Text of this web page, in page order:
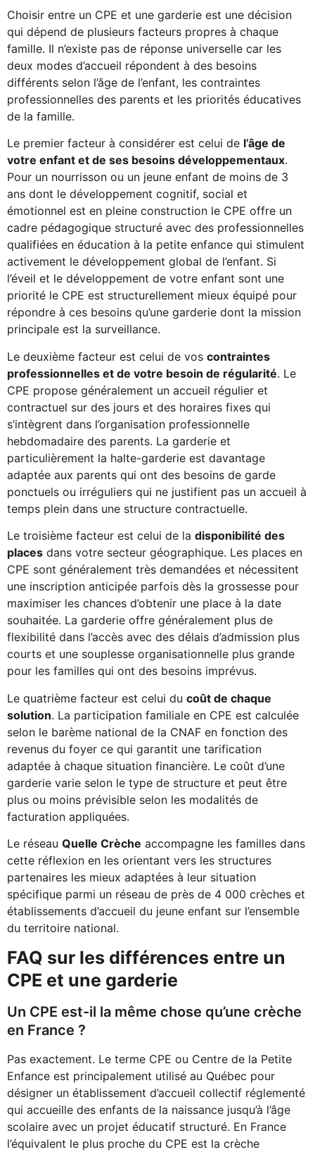
Choisir entre un CPE et une garderie est une décision
qui dépend de plusieurs facteurs propres à chaque
famille. Il n’existe pas de réponse universelle car les
deux modes d’accueil répondent à des besoins
différents selon l’âge de l’enfant, les contraintes
professionnelles des parents et les priorités éducatives
de la famille.
Le premier facteur à considérer est celui de l’âge de
votre enfant et de ses besoins développementaux.
Pour un nourrisson ou un jeune enfant de moins de 3
ans dont le développement cognitif, social et
émotionnel est en pleine construction le CPE offre un
cadre pédagogique structuré avec des professionnelles
qualifiées en éducation à la petite enfance qui stimulent
activement le développement global de l’enfant. Si
l’éveil et le développement de votre enfant sont une
priorité le CPE est structurellement mieux équipé pour
répondre à ces besoins qu’une garderie dont la mission
principale est la surveillance.
Le deuxième facteur est celui de vos contraintes
professionnelles et de votre besoin de régularité. Le
CPE propose généralement un accueil régulier et
contractuel sur des jours et des horaires fixes qui
s’intègrent dans l’organisation professionnelle
hebdomadaire des parents. La garderie et
particulièrement la halte-garderie est davantage
adaptée aux parents qui ont des besoins de garde
ponctuels ou irréguliers qui ne justifient pas un accueil à
temps plein dans une structure contractuelle.
Le troisième facteur est celui de la disponibilité des
places dans votre secteur géographique. Les places en
CPE sont généralement très demandées et nécessitent
une inscription anticipée parfois dès la grossesse pour
maximiser les chances d’obtenir une place à la date
souhaitée. La garderie offre généralement plus de
flexibilité dans l’accès avec des délais d’admission plus
courts et une souplesse organisationnelle plus grande
pour les familles qui ont des besoins imprévus.
Le quatrième facteur est celui du coût de chaque
solution. La participation familiale en CPE est calculée
selon le barème national de la CNAF en fonction des
revenus du foyer ce qui garantit une tarification
adaptée à chaque situation financière. Le coût d’une
garderie varie selon le type de structure et peut être
plus ou moins prévisible selon les modalités de
facturation appliquées.
Le réseau Quelle Crèche accompagne les familles dans
cette réflexion en les orientant vers les structures
partenaires les mieux adaptées à leur situation
spécifique parmi un réseau de près de 4 000 crèches et
établissements d’accueil du jeune enfant sur l’ensemble
du territoire national.
FAQ sur les différences entre un
CPE et une garderie
Un CPE est-il la même chose qu’une crèche
en France ?
Pas exactement. Le terme CPE ou Centre de la Petite
Enfance est principalement utilisé au Québec pour
désigner un établissement d’accueil collectif réglementé
qui accueille des enfants de la naissance jusqu’à l’âge
scolaire avec un projet éducatif structuré. En France
l’équivalent le plus proche du CPE est la crèche